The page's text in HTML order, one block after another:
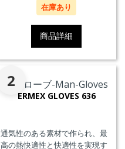
在庫あり
商品詳細
2
ERMEX GLOVES 636
通気性のある素材で作られ、最
高の熱快適性と快適性を実現す